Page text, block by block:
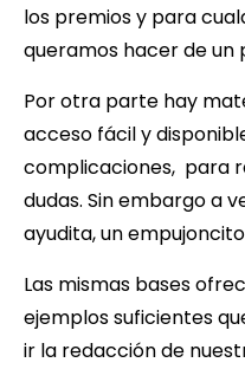
los premios y para
queramos hacer de un
Por otra parte hay
acceso fácil y
complicaciones, para
dudas. Sin embargo a
ayudita, un
Las mismas bases
ejemplos suficientes
ir la redacción de